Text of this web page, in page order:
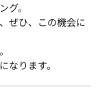
グ。
ぜひ、この機会に
なります。